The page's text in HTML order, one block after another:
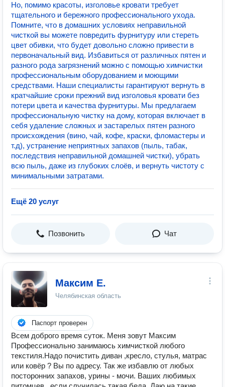
Но, помимо красоты, изголовье кровати требует
тщательного и бережного профессионального ухода.
Помните, что в домашних условиях неправильной
чисткой вы можете повредить фурнитуру или стереть
цвет обивки, что будет довольно сложно привести в
первоначальный вид. Избавиться от различных пятен и
разного рода загрязнений можно с помощью химчистки
профессиональным оборудованием и моющими
средствами. Наши специалисты гарантируют вернуть в
кратчайшие сроки прежний вид изголовья кровати без
потери цвета и качества фурнитуры. Мы предлагаем
профессиональную чистку на дому, которая включает в
себя удаление сложных и застарелых пятен разного
происхождения (вино, чай, кофе, краски, фломастеры и
т.д), устранение неприятных запахов (пыль, табак,
последствия неправильной домашней чистки), убрать
всю пыль, даже из глубоких слоёв, и вернуть чистоту с
минимальными затратами.
Ещё 20 услуг
Позвонить Чат
Максим Е.
Челябинская область
Паспорт проверен
Всем доброго время суток. Меня зовут Максим
Профессионально занимаюсь химчисткой любого
текстиля.Надо почистить диван ,кресло, стулья, матрас
или ковёр ? Вы по адресу. Так же избавлю от любых
посторонних запахов, урины - мочи. Ваших любимых